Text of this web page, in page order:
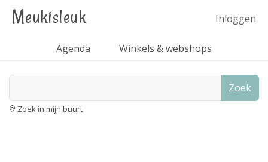
Meukisleuk Inloggen
Agenda Winkels & webshops
Zoek
Zoek in mijn buurt